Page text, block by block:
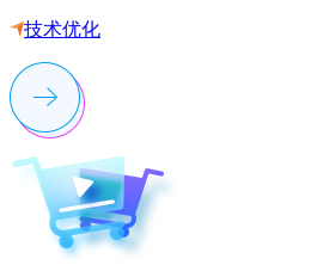
技术优化